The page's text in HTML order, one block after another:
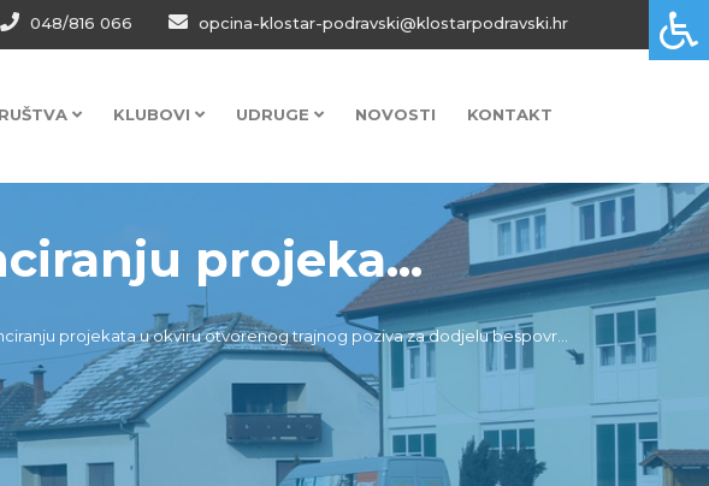
048/816 066 opcina-klostar-podravski@klostarpodravski.hr
KLUBOVI UDRUGE NOVOSTI KONTAKT
projeka...
projekata u okviru otvorenog trajnog poziva za dodjelu bespovr...